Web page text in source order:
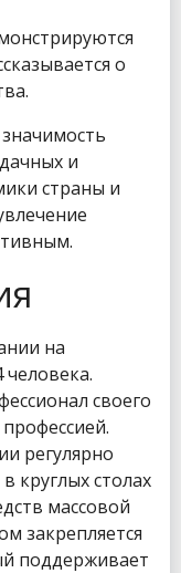
о
и
страны и
на
человека.
своего
регулярно
круглых столах
массовой
закрепляется
поддерживает